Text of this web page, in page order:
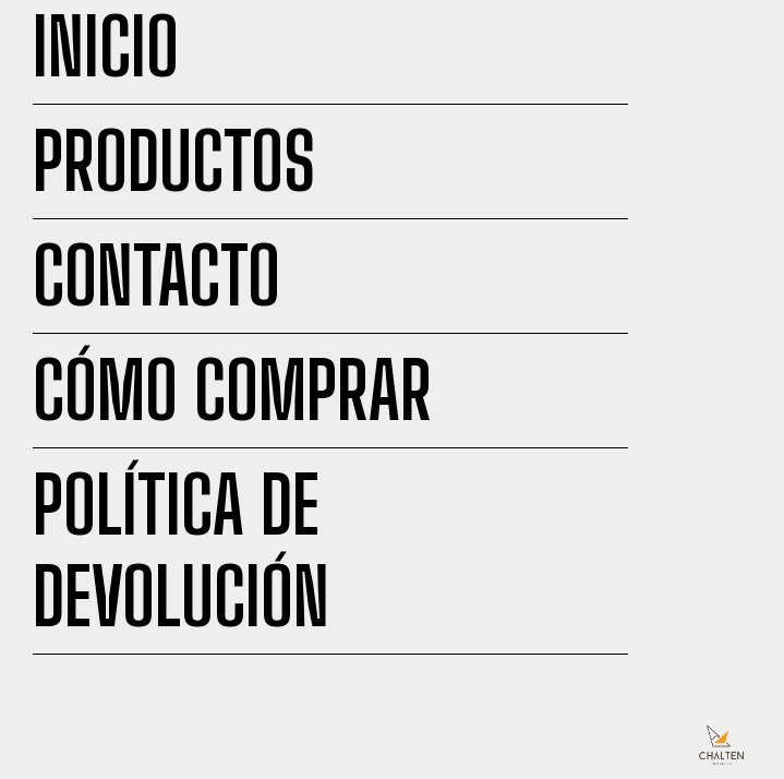
INICIO
PRODUCTOS
CONTACTO
CÓMO COMPRAR
POLÍTICA DE
DEVOLUCIÓN